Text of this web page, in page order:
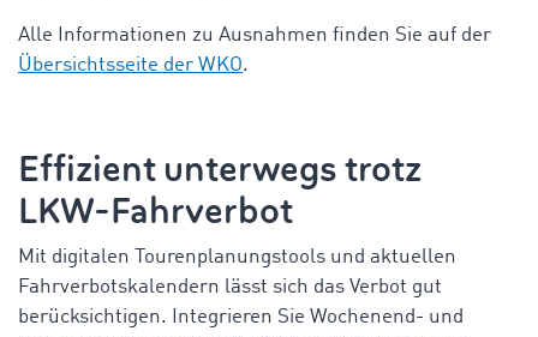
Alle Informationen zu Ausnahmen finden Sie auf der
Übersichtsseite der WKO.
Effizient unterwegs trotz
LKW-Fahrverbot
Mit digitalen Tourenplanungstools und aktuellen
Fahrverbotskalendern lässt sich das Verbot gut
berücksichtigen. Integrieren Sie Wochenend- und